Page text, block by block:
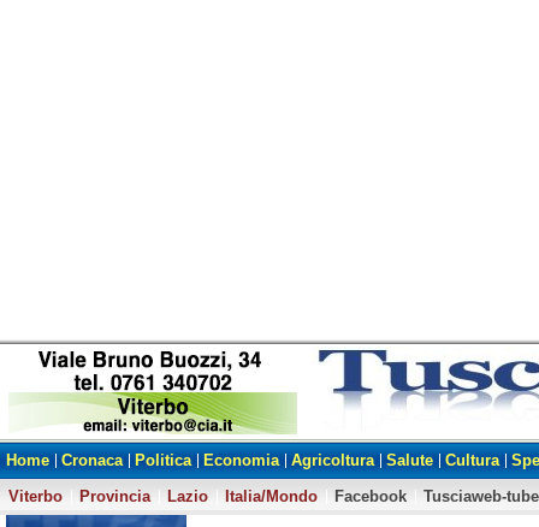
Home Cronaca Politica Economia Agricoltura Salute Cultura
Viterbo
Provincia Lazio Italia/Mondo Facebook Tusciaweb-tube